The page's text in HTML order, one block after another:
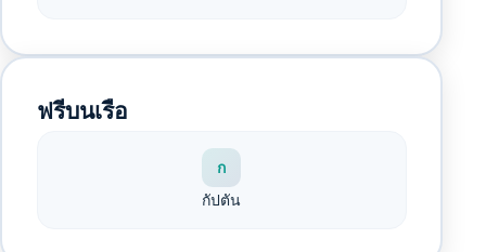
ฟรีบนเรือ
ก
กัปตัน